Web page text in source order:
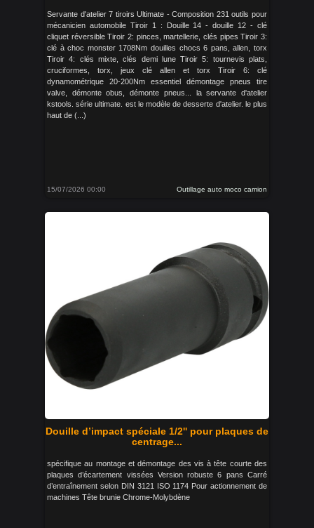
Servante d'atelier 7 tiroirs Ultimate - Composition 231 outils pour
mécanicien automobile Tiroir 1 : Douille 14 - douille 12 - clé
cliquet réversible Tiroir 2: pinces, martellerie, clés pipes Tiroir 3:
clé à choc monster 1708Nm douilles chocs 6 pans, allen, torx
Tiroir 4: clés mixte, clés demi lune Tiroir 5: tournevis plats,
cruciformes, torx, jeux clé allen et torx Tiroir 6: clé
dynamométrique 20-200Nm essentiel démontage pneus tire
valve, démonte obus, démonte pneus... la servante d'atelier
kstools. série ultimate. est le modèle de desserte d'atelier. le plus
haut de (...)
15/07/2026 00:00 Outillage auto moco camion
Douille d’impact spéciale 1/2'' pour plaques de
centrage...
spécifique au montage et démontage des vis à tête courte des
plaques d’écartement vissées Version robuste 6 pans Carré
d’entraînement selon DIN 3121 ISO 1174 Pour actionnement de
machines Tête brunie Chrome-Molybdène